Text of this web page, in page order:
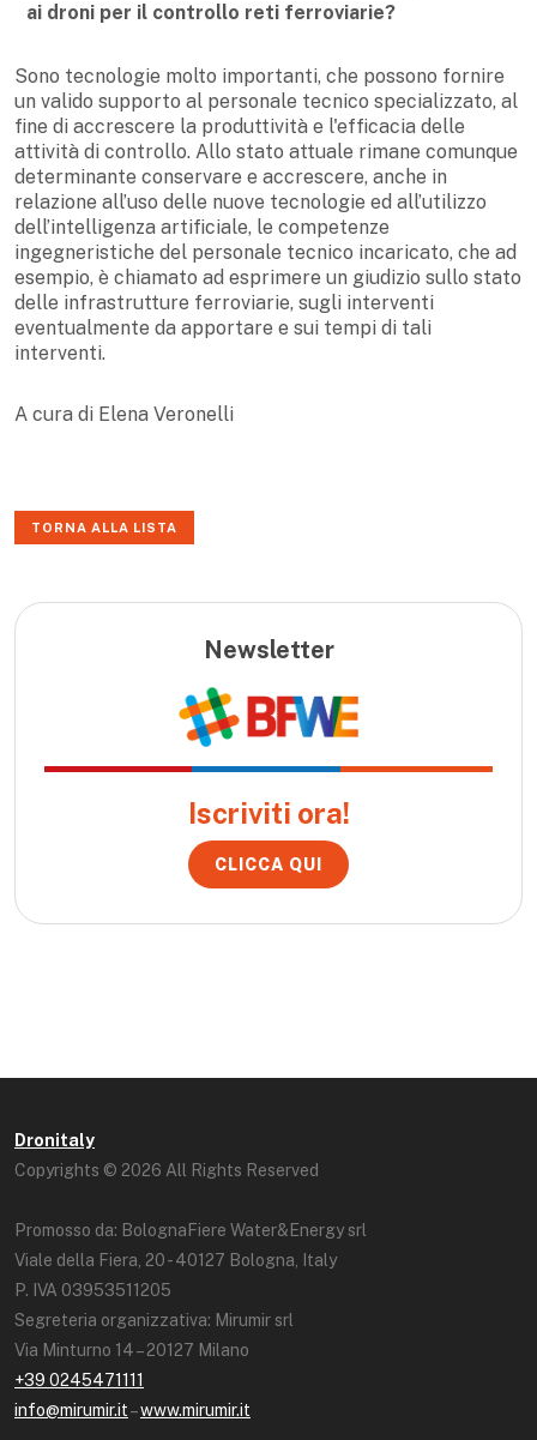
ai droni per il controllo reti ferroviarie?
Sono tecnologie molto importanti, che possono fornire
un valido supporto al personale tecnico specializzato, al
fine di accrescere la produttività e l'efficacia delle
attività di controllo. Allo stato attuale rimane comunque
determinante conservare e accrescere, anche in
relazione all’uso delle nuove tecnologie ed all’utilizzo
dell’intelligenza artificiale, le competenze
ingegneristiche del personale tecnico incaricato, che ad
esempio, è chiamato ad esprimere un giudizio sullo stato
delle infrastrutture ferroviarie, sugli interventi
eventualmente da apportare e sui tempi di tali
interventi.
A cura di Elena Veronelli
TORNA ALLA LISTA
Newsletter
Iscriviti ora!
CLICCA QUI
Dronitaly
Copyrights © 2026 All Rights Reserved
Promosso da: BolognaFiere Water&Energy srl
Viale della Fiera, 20 - 40127 Bologna, Italy
P. IVA 03953511205
Segreteria organizzativa: Mirumir srl
Via Minturno 14 – 20127 Milano
+39 0245471111
info@mirumir.it–www.mirumir.it